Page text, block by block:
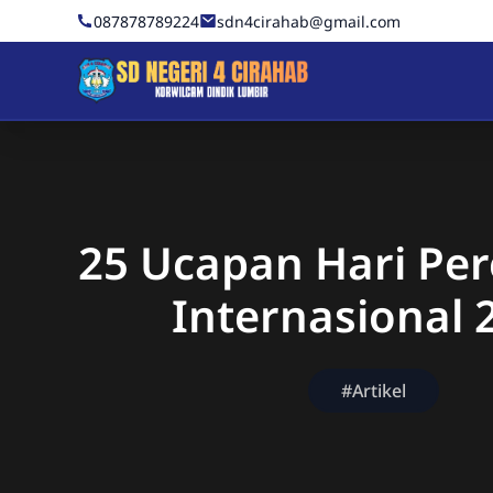
Skip to Content087878789224 sdn4cirahab@gmail.com
Sekolah Dasar Negeri 4
25 Ucapan Hari
Internasional
#Artikel